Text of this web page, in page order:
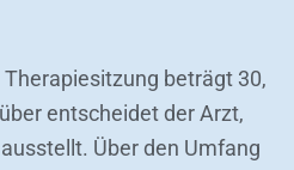
beträgt 30,
entscheidet der Arzt,
Über den Umfang